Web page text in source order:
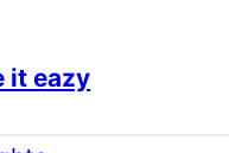
it eazy